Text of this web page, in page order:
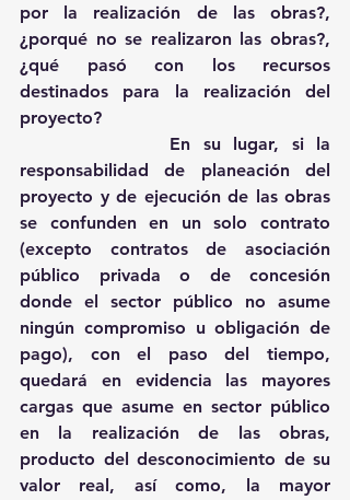
por la realización de las obras?,
¿porqué no se realizaron las obras?,
¿qué pasó con los recursos
destinados para la realización del
proyecto?
responsabilidad de planeación del
proyecto y de ejecución de las obras
se confunden en un solo contrato
(excepto contratos de asociación
público privada o de concesión
donde el sector público no asume
ningún compromiso u obligación de
pago), con el paso del tiempo,
quedará en evidencia las mayores
cargas que asume en sector público
en la realización de las obras,
producto del desconocimiento de su
valor real, así como, la mayor